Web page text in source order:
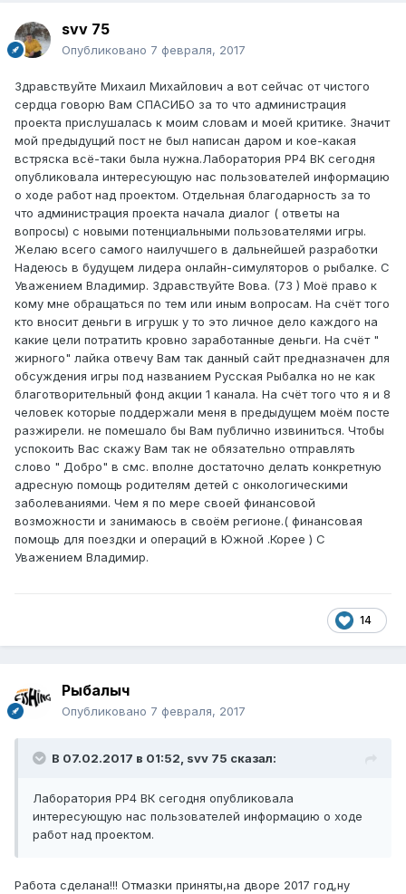
svv 75
Опубликовано 7 февраля, 2017
Здравствуйте Михаил Михайлович а вот сейчас от чистого
сердца говорю Вам СПАСИБО за то что администрация
проекта прислушалась к моим словам и моей критике. Значит
мой предыдущий пост не был написан даром и кое-какая
встряска всё-таки была нужна.Лаборатория РР4 ВК сегодня
опубликовала интересующую нас пользователей информацию
о ходе работ над проектом. Отдельная благодарность за то
что администрация проекта начала диалог ( ответы на
вопросы) с новыми потенциальными пользователями игры.
Желаю всего самого наилучшего в дальнейшей разработки
Надеюсь в будущем лидера онлайн-симуляторов о рыбалке. С
Уважением Владимир. Здравствуйте Вова. (73 ) Моё право к
кому мне обращаться по тем или иным вопросам. На счёт того
кто вносит деньги в игрушк у то это личное дело каждого на
какие цели потратить кровно заработанные деньги. На счёт "
жирного" лайка отвечу Вам так данный сайт предназначен для
обсуждения игры под названием Русская Рыбалка но не как
благотворительный фонд акции 1 канала. На счёт того что я и 8
человек которые поддержали меня в предыдущем моём посте
разжирели. не помешало бы Вам публично извиниться. Чтобы
успокоить Вас скажу Вам так не обязательно отправлять
слово " Добро" в смс. вполне достаточно делать конкретную
адресную помощь родителям детей с онкологическими
заболеваниями. Чем я по мере своей финансовой
возможности и занимаюсь в своём регионе.( финансовая
помощь для поездки и операций в Южной .Корее ) С
Уважением Владимир.
14
Рыбалыч
Опубликовано 7 февраля, 2017
В 07.02.2017 в 01:52, svv 75 сказал:
Лаборатория РР4 ВК сегодня опубликовала
интересующую нас пользователей информацию о ходе
работ над проектом.
Работа сделана!!! Отмазки приняты,на дворе 2017 год,ну